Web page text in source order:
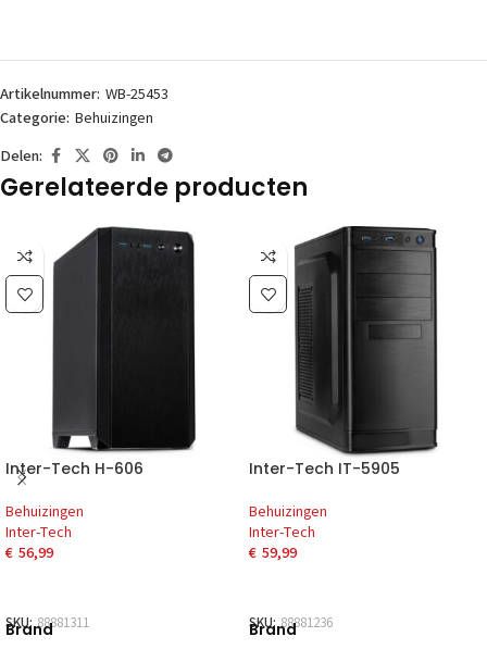
Artikelnummer: WB-25453
Categorie: Behuizingen
Delen:
Gerelateerde producten
Inter-Tech H-606
Behuizingen
Inter-Tech
€ 56,99
SKU:88881311
Brand
Inter-Tech IT-5905
Behuizingen
Inter-Tech
€ 59,99
SKU:88881236
Brand